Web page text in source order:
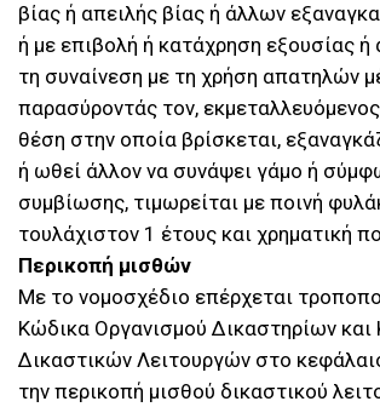
βίας ή απειλής βίας ή άλλων
ή με επιβολή ή κατάχρηση εξουσίας
τη συναίνεση με τη χρήση απατηλών
παρασύροντάς τον,
θέση στην οποία βρίσκεται,
ή ωθεί άλλον να συνάψει γάμο ή
συμβίωσης, τιμωρείται με ποινή
τουλάχιστον 1 έτους και χρηματική
Περικοπή μισθών
Με το νομοσχέδιο επέρχεται
Κώδικα Οργανισμού Δικαστηρίων
Δικαστικών Λειτουργών στο
την περικοπή μισθού δικαστικού